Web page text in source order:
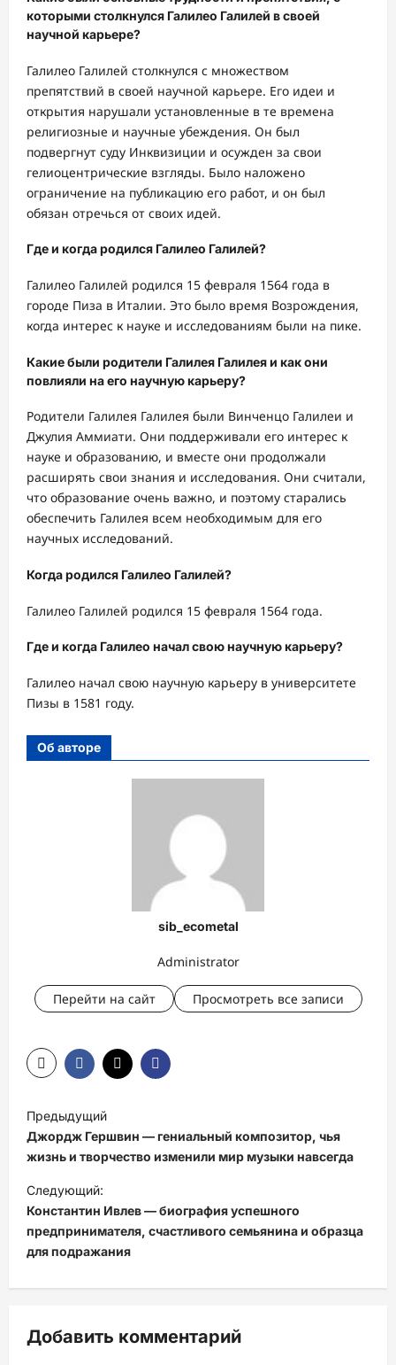
которыми столкнулся Галилео Галилей в своей
научной карьере?
Галилео Галилей столкнулся с множеством
препятствий в своей научной карьере. Его идеи и
открытия нарушали установленные в те времена
религиозные и научные убеждения. Он был
подвергнут суду Инквизиции и осужден за свои
гелиоцентрические взгляды. Было наложено
ограничение на публикацию его работ, и он был
обязан отречься от своих идей.
Где и когда родился Галилео Галилей?
Галилео Галилей родился 15 февраля 1564 года в
городе Пиза в Италии. Это было время Возрождения,
когда интерес к науке и исследованиям были на пике.
Какие были родители Галилея Галилея и как они
повлияли на его научную карьеру?
Родители Галилея Галилея были Винченцо Галилеи и
Джулия Аммиати. Они поддерживали его интерес к
науке и образованию, и вместе они продолжали
расширять свои знания и исследования. Они считали,
что образование очень важно, и поэтому старались
обеспечить Галилея всем необходимым для его
научных исследований.
Когда родился Галилео Галилей?
Галилео Галилей родился 15 февраля 1564 года.
Где и когда Галилео начал свою научную карьеру?
Галилео начал свою научную карьеру в университете
Пизы в 1581 году.
Об авторе
sib_ecometal
Administrator
Перейти на сайт Просмотреть все записи
Н
а
в
и
г
а
я
з
Предыдущий
Джордж Гершвин — гениальный композитор, чья
жизнь и творчество изменили мир музыки навсегда
Следующий:
Константин Ивлев — биография успешного
предпринимателя, счастливого семьянина и образца
для подражания
Добавить комментарий